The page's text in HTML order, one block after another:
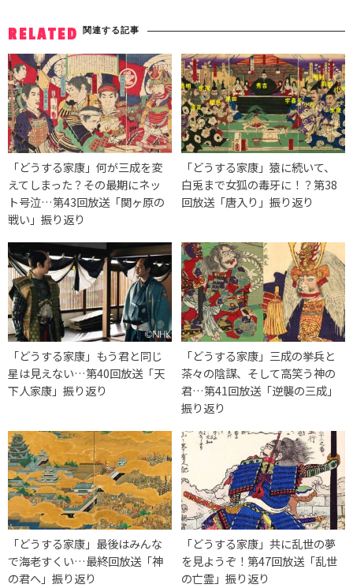
RELATED 関連する記事
「どうする家康」何が三成を変
えてしまった？その最期にネッ
ト号泣…第43回放送「関ヶ原の
戦い」振り返り
「どうする家康」猿に続いて、
白兎まで女狐の毒牙に！？第38
回放送「唐入り」振り返り
「どうする家康」もう君と同じ
星は見えない…第40回放送「天
下人家康」振り返り
「どうする家康」三成の挙兵と
茶々の陰謀、そして高笑う神の
君…第41回放送「逆襲の三成」
振り返り
「どうする家康」最後はみんな
で海老すくい…最終回放送「神
の君へ」振り返り
「どうする家康」共に乱世の夢
を見ようぞ！第47回放送「乱世
の亡霊」振り返り